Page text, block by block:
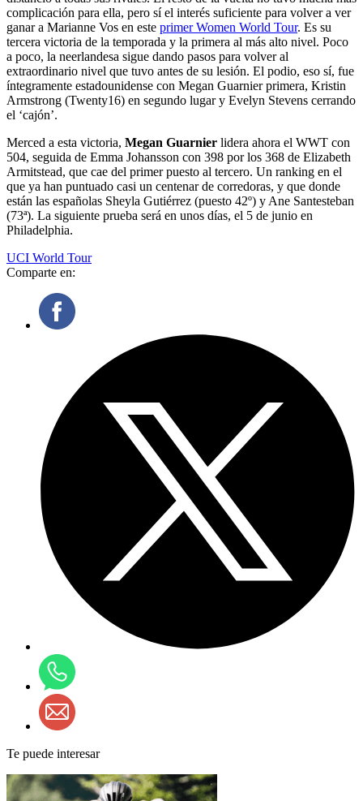
complicación para ella, pero sí el interés suficiente para volver a ver
ganar a Marianne Vos en este primer Women World Tour. Es su
tercera victoria de la temporada y la primera al más alto nivel. Poco
a poco, la neerlandesa sigue dando pasos para volver al
extraordinario nivel que tuvo antes de su lesión. El podio, eso sí, fue
íntegramente estadounidense con Megan Guarnier primera, Kristin
Armstrong (Twenty16) en segundo lugar y Evelyn Stevens cerrando
el ‘cajón’.
Merced a esta victoria, Megan Guarnier lidera ahora el WWT con
504, seguida de Emma Johansson con 398 por los 368 de Elizabeth
Armitstead, que cae del primer puesto al tercero. Un ranking en el
que ya han puntuado casi un centenar de corredoras, y que donde
están las españolas Sheyla Gutiérrez (puesto 42º) y Ane Santesteban
(73ª). La siguiente prueba será en unos días, el 5 de junio en
Philadelphia.
UCI World Tour
Comparte en:
Te puede interesar